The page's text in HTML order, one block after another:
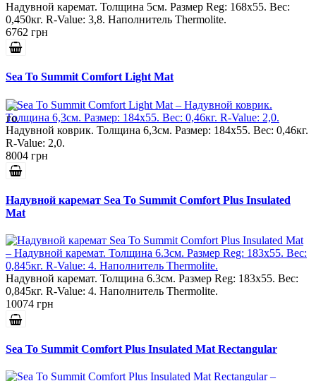
Надувной каремат. Толщина 5см. Размер Reg: 168x55. Вес:
0,450кг. R-Value: 3,8. Наполнитель Thermolite.
6762 грн
Sea To Summit Comfort Light Mat
Надувной коврик. Толщина 6,3см. Размер: 184x55. Вес: 0,46кг.
R-Value: 2,0.
8004 грн
Надувной каремат Sea To Summit Comfort Plus Insulated
Mat
Надувной каремат. Толщина 6.3см. Размер Reg: 183x55. Вес:
0,845кг. R-Value: 4. Наполнитель Thermolite.
10074 грн
Sea To Summit Comfort Plus Insulated Mat Rectangular